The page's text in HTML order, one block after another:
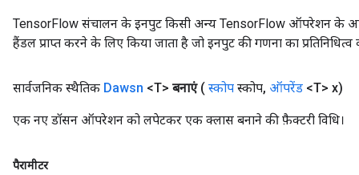
TensorFlow संचालन के इनपुट किसी अन्य TensorFlow ऑपरेशन के
हैंडल प्राप्त करने के लिए किया जाता है जो इनपुट की गणना का प्रतिनिधित्व
सार्वजनिक स्थैतिक Dawsn <T> बनाएं ( स्कोप स्कोप, ऑपरेंड <T> x)
एक नए डॉसन ऑपरेशन को लपेटकर एक क्लास बनाने की फ़ैक्टरी विधि।
पैरामीटर